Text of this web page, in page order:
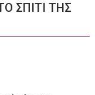
ΣΠΙΤΙ ΤΗΣ